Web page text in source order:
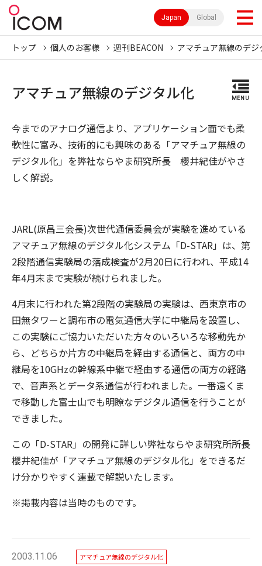
Japan Global
トップ 個人のお客様 週刊BEACON アマチュア無線のデジ
アマチュア無線のデジタル化 MENU
今までのアナログ通信より、アプリケーション面でも柔
軟性に富み、技術的にも興味のある「アマチュア無線の
デジタル化」を弊社ならやま研究所長 櫻井紀佳がやさ
しく解説。
JARL(原昌三会長)次世代通信委員会が実験を進めている
アマチュア無線のデジタル化システム「D-STAR」は、第
2段階通信実験局の落成検査が2月20日に行われ、平成14
年4月末まで実験が続けられました。
4月末に行われた第2段階の実験局の実験は、西東京市の
田無タワーと調布市の電気通信大学に中継局を設置し、
この実験にご協力いただいた方々のいろいろな移動先か
ら、どちらか片方の中継局を経由する通信と、両方の中
継局を10GHzの幹線系中継で経由する通信の両方の経路
で、音声系とデータ系通信が行われました。一番遠くま
で移動した富士山でも明瞭なデジタル通信を行うことが
できました。
この「D-STAR」の開発に詳しい弊社ならやま研究所所長
櫻井紀佳が「アマチュア無線のデジタル化」をできるだ
け分かりやすく連載で解説いたします。
※掲載内容は当時のものです。
2003.11.06 アマチュア無線のデジタル化